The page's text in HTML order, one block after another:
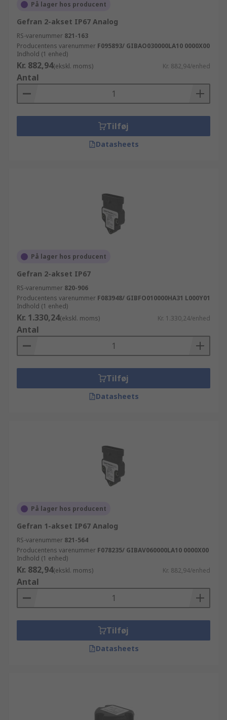
På lager hos producent
Gefran 2-akset IP67 Analog
RS-varenummer 821-163
Producentens varenummer F095893/ GIBAO030000LA10 0000X00
Indhold (1 enhed)
Kr. 882,94(ekskl. moms) Kr. 882,94/enhed
Antal
Tilføj
Datasheets
På lager hos producent
Gefran 2-akset IP67
RS-varenummer 820-906
Producentens varenummer F083948/ GIBFO010000HA31 L000Y01
Indhold (1 enhed)
Kr. 1.330,24(ekskl. moms) Kr. 1.330,24/enhed
Antal
Tilføj
Datasheets
På lager hos producent
Gefran 1-akset IP67 Analog
RS-varenummer 821-564
Producentens varenummer F078235/ GIBAV060000LA10 0000X00
Indhold (1 enhed)
Kr. 882,94(ekskl. moms) Kr. 882,94/enhed
Antal
Tilføj
Datasheets